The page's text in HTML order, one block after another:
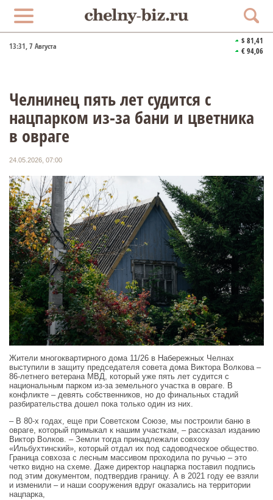
13:31, 7 Августа
$ 81,41
€ 94,06
Челнинец пять лет судится с
нацпарком из-за бани и цветника
в овраге
24.05.2026, 07:00
Жители многоквартирного дома 11/26 в Набережных Челнах
выступили в защиту председателя совета дома Виктора Волкова –
86‑летнего ветерана МВД, который уже пять лет судится с
национальным парком из‑за земельного участка в овраге. В
конфликте – девять собственников, но до финальных стадий
разбирательства дошел пока только один из них.
– В 80‑х годах, еще при Советском Союзе, мы построили баню в
овраге, который примыкал к нашим участкам, – рассказал изданию
Виктор Волков. – Земли тогда принадлежали совхозу
«Ильбухтинский», который отдал их под садоводческое общество.
Граница совхоза с лесным массивом проходила по ручью – это
четко видно на схеме. Даже директор нацпарка поставил подпись
под этим документом, подтвердив границу. А в 2021 году ее взяли
и изменили – и наши сооружения вдруг оказались на территории
нацпарка,